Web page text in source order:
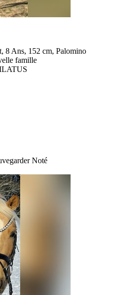
8 Ans, 152 cm, Palomino
famille
Noté